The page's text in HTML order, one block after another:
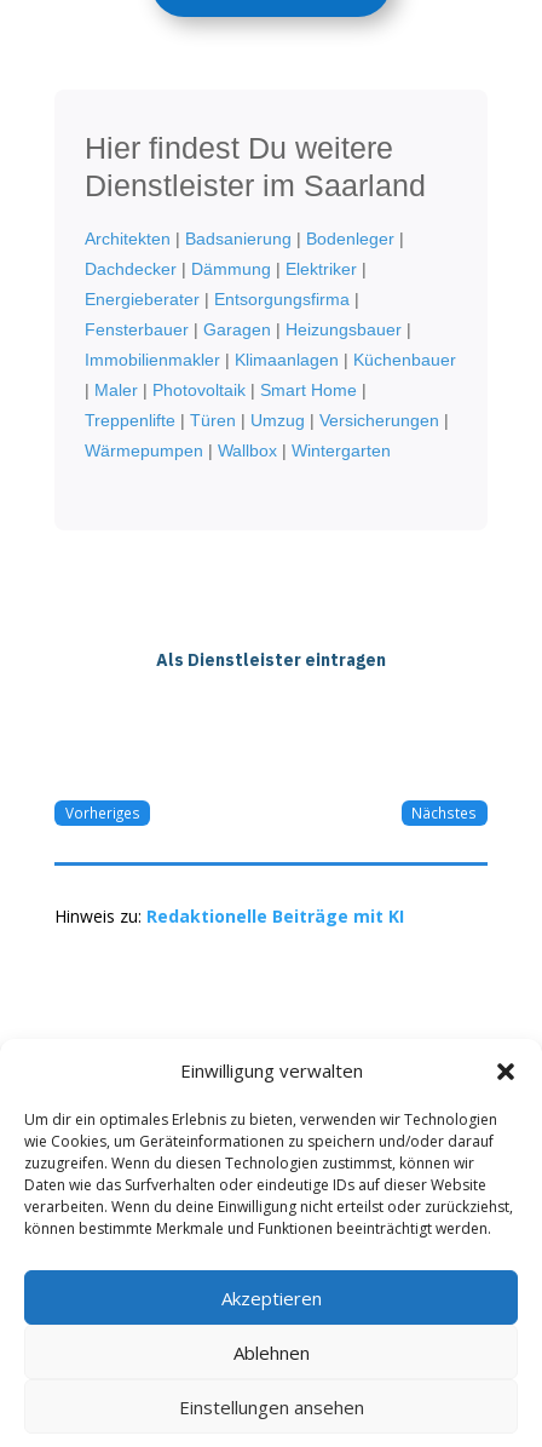
Einwilligung verwalten
Um dir ein optimales Erlebnis zu bieten, verwenden wir Technologien
wie Cookies, um Geräteinformationen zu speichern und/oder darauf
zuzugreifen. Wenn du diesen Technologien zustimmst, können wir
Daten wie das Surfverhalten oder eindeutige IDs auf dieser Website
verarbeiten. Wenn du deine Einwilligung nicht erteilst oder zurückziehst,
können bestimmte Merkmale und Funktionen beeinträchtigt werden.
Akzeptieren
Ablehnen
Einstellungen ansehen
Hier findest Du weitere
Dienstleister im Saarland
Architekten | Badsanierung | Bodenleger|
Dachdecker| Dämmung | Elektriker|
Energieberater| Entsorgungsfirma |
Fensterbauer| Garagen | Heizungsbauer|
Immobilienmakler| Klimaanlagen | Küchenbauer
| Maler| Photovoltaik| Smart Home|
Treppenlifte| Türen | Umzug | Versicherungen |
Wärmepumpen | Wallbox| Wintergarten
Als Dienstleister eintragen
Vorheriges Nächstes
Hinweis zu: Redaktionelle Beiträge mit KI
Kontakt Impressum
Datenschutz
Werbung buchen
AGB
Copyright 2025-2026 | Web24 Consulting AVO UG |
Alle Rechte vorbehalten *Werbehinweis: Die ist ein
Portal mit Infos zu Dienstleistern und Fachbetrieben
sowie einem Anbieterverzeichnis. Wenn Sie bei den
Werbepartnern ein Angebot anfordern oder etwas
jeweiligen Dienstleister. Redaktionelle Einträge wurden